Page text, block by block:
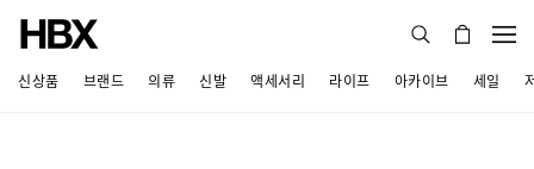
신상품 브랜드 의류 신발 액세서리 라이프 아카이브 세일